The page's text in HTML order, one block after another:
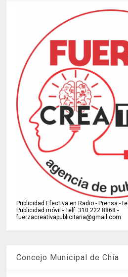
Publicidad Efectiva en Radio - Prensa -
Publicidad móvil - Telf: 310 222 8868 -
fuerzacreativapublicitaria@gmail.com
Concejo Municipal de Chía